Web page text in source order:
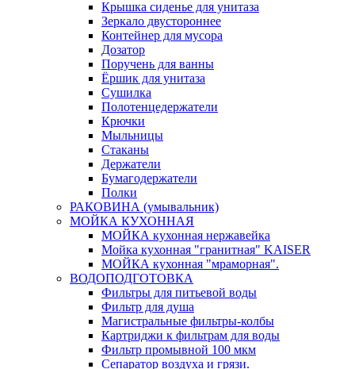
Крышка сиденье для унитаза
Зеркало двустороннее
Контейнер для мусора
Дозатор
Поручень для ванны
Ёршик для унитаза
Сушилка
Полотенцедержатели
Крючки
Мыльницы
Стаканы
Держатели
Бумагодержатели
Полки
РАКОВИНА (умывальник)
МОЙКА КУХОННАЯ
МОЙКА кухонная нержавейка
Мойка кухонная "гранитная" KAISER
МОЙКА кухонная "мраморная".
ВОДОПОДГОТОВКА
Фильтры для питьевой воды
Фильтр для душа
Магистральные фильтры-колбы
Картриджи к фильтрам для воды
Фильтр промывной 100 мкм
Сепаратор воздуха и грязи.